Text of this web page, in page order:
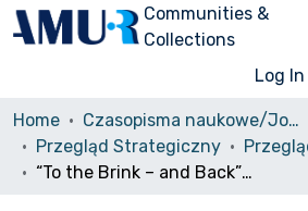
Communities &
Collections
Log
Home
Czasopisma naukowe/Journals
Przegląd Strategiczny
“To the Brink – and Back”: German Delegation at the 2018 Munich Security Conference, Munich 16–18 February, 2018